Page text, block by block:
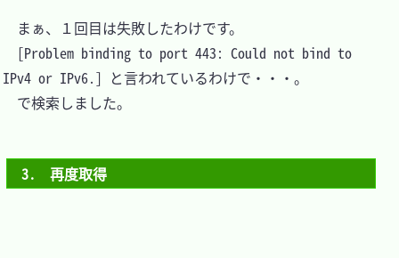
まぁ、１回目は失敗したわけです。
[Problem binding to port 443: Could not bind to
IPv4 or IPv6.] と言われているわけで・・・。
で検索しました。
3.　再度取得